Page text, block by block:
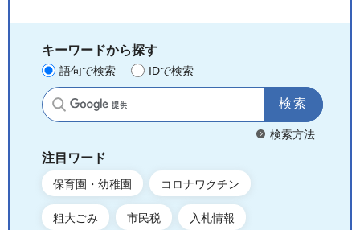
キーワードから探す
語句で検索 IDで検索
サイト内検索
検索方法
注目ワード
保育園・幼稚園 コロナワクチン
粗大ごみ 市民税 入札情報